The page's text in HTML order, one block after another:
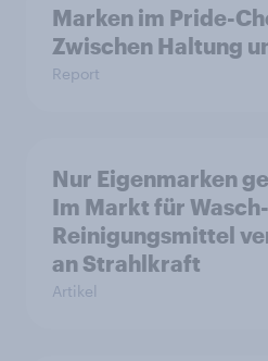
Marken im Pride-
Zwischen Haltung
Report
Nur Eigenmarken
Im Markt für
Reinigungsmittel
an Strahlkraft
Artikel